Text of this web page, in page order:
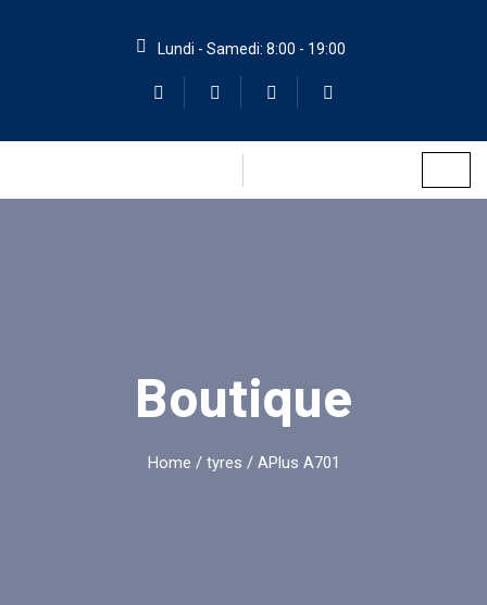
Lundi - Samedi: 8:00 - 19:00
Boutique
Home / tyres / APlus A701